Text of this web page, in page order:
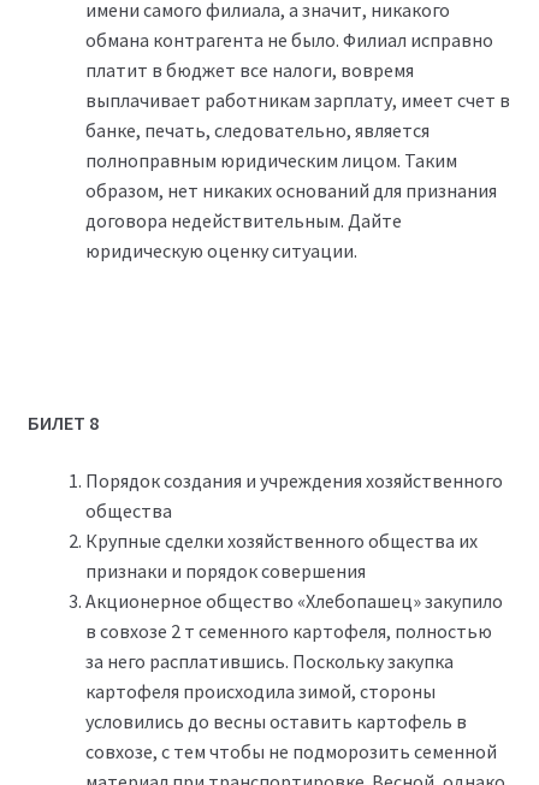
имени самого филиала, а значит, никакого
обмана контрагента не было. Филиал исправно
платит в бюджет все налоги, вовремя
выплачивает работникам зарплату, имеет счет в
банке, печать, следовательно, является
полноправным юридическим лицом. Таким
образом, нет никаких оснований для признания
договора недействительным. Дайте
юридическую оценку ситуации.
БИЛЕТ 8
Порядок создания и учреждения хозяйственного
общества
Крупные сделки хозяйственного общества их
признаки и порядок совершения
Акционерное общество «Хлебопашец» закупило
в совхозе 2 т семенного картофеля, полностью
за него расплатившись. Поскольку закупка
картофеля происходила зимой, стороны
условились до весны оставить картофель в
совхозе, с тем чтобы не подморозить семенной